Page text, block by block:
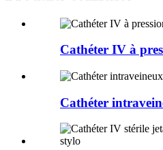
Cathéter IV à
Cathéter